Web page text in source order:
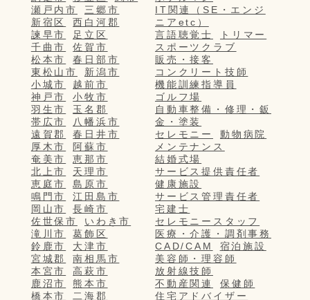
瀬戸内市
三郷市
新宿区
西白河郡
諫早市
足立区
千曲市
佐賀市
松本市
春日部市
東松山市
新潟市
小城市
越前市
神戸市
小牧市
羽生市
玉名郡
帯広市
八幡浜市
遠賀郡
春日井市
厚木市
阿蘇市
奄美市
恵那市
北上市
天理市
恵庭市
島原市
鳴門市
江田島市
岡山市
長崎市
佐世保市
いわき市
滝川市
葛飾区
鈴鹿市
大津市
宮城郡
南相馬市
本宮市
高萩市
鹿沼市
熊本市
橋本市
二海郡
IT関連（SE・エンジ
ニアetc）
言語聴覚士
トリマー
スポーツクラブ
販売・接客
コンクリート技師
機能訓練指導員
ゴルフ場
自動車整備・修理・鈑
金・塗装
セレモニー
動物病院
メンテナンス
結婚式場
サービス提供責任者
健康施設
サービス管理責任者
宅建士
セレモニースタッフ
医療・介護・調剤事務
CAD/CAM
宿泊施設
美容師・理容師
放射線技師
不動産関連
保健師
住宅アドバイザー